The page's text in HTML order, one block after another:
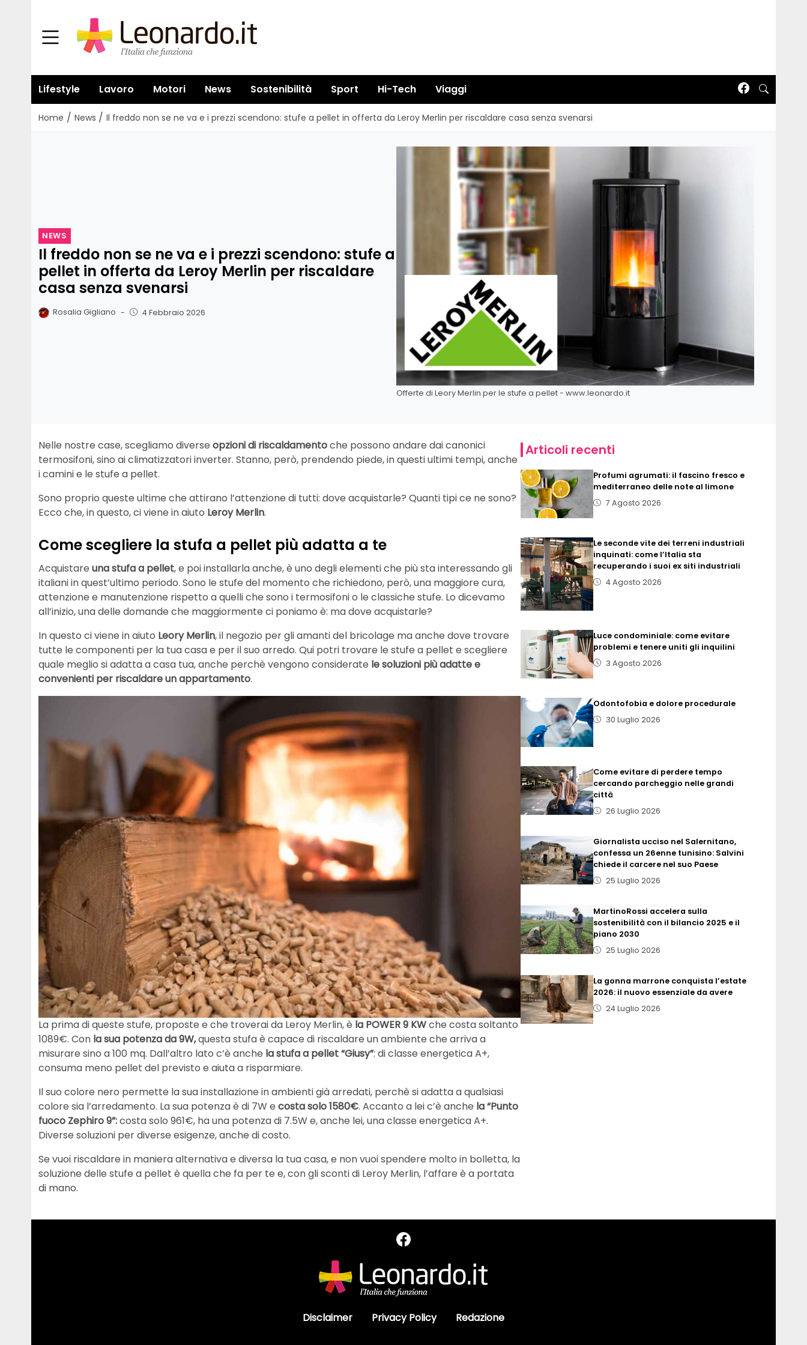
Lifestyle Lavoro Motori News Sostenibilità Sport Hi-Tech Viaggi
Home / News / Il freddo non se ne va e i prezzi scendono: stufe a pellet in offerta da Leroy Merlin per riscaldare casa senza svenarsi
NEWS
Il freddo non se ne va e i prezzi scendono: stufe a
pellet in offerta da Leroy Merlin per riscaldare
casa senza svenarsi
Rosalia Gigliano - 4 Febbraio 2026
Offerte di Leory Merlin per le stufe a pellet - www.leonardo.it
Nelle nostre case, scegliamo diverse opzioni di riscaldamentoche possono andare dai canonici
termosifoni, sino ai climatizzatori inverter. Stanno, però, prendendo piede, in questi ultimi tempi, anche
i camini e le stufe a pellet.
Sono proprio queste ultime che attirano l’attenzione di tutti: dove acquistarle? Quanti tipi ce ne sono?
Ecco che, in questo, ci viene in aiuto Leroy Merlin.
Come scegliere la stufa a pellet più adatta a te
Acquistare una stufa a pellet, e poi installarla anche, è uno degli elementi che più sta interessando gli
italiani in quest’ultimo periodo. Sono le stufe del momento che richiedono, però, una maggiore cura,
attenzione e manutenzione rispetto a quelli che sono i termosifoni o le classiche stufe. Lo dicevamo
all’inizio, una delle domande che maggiormente ci poniamo è: ma dove acquistarle?
In questo ci viene in aiuto Leory Merlin, il negozio per gli amanti del bricolage ma anche dove trovare
tutte le componenti per la tua casa e per il suo arredo. Qui potri trovare le stufe a pellet e scegliere
quale meglio si adatta a casa tua, anche perchè vengono considerate le soluzioni più adatte e
convenienti per riscaldare un appartamento.
La prima di queste stufe, proposte e che troverai da Leroy Merlin, è la POWER 9 KWche costa soltanto
1089€. Con la sua potenza da 9W,questa stufa è capace di riscaldare un ambiente che arriva a
misurare sino a 100 mq. Dall’altro lato c’è anche la stufa a pellet “Giusy”: di classe energetica A+,
consuma meno pellet del previsto e aiuta a risparmiare.
Il suo colore nero permette la sua installazione in ambienti già arredati, perchè si adatta a qualsiasi
colore sia l’arredamento. La sua potenza è di 7W e costa solo 1580€. Accanto a lei c’è anche la “Punto
fuoco Zephiro 9”:costa solo 961€, ha una potenza di 7.5W e, anche lei, una classe energetica A+.
Diverse soluzioni per diverse esigenze, anche di costo.
Se vuoi riscaldare in maniera alternativa e diversa la tua casa, e non vuoi spendere molto in bolletta, la
soluzione delle stufe a pellet è quella che fa per te e, con gli sconti di Leroy Merlin, l’affare è a portata
di mano.
Articoli recenti
Profumi agrumati: il fascino fresco e
mediterraneo delle note al limone
7 Agosto 2026
Le seconde vite dei terreni industriali
inquinati: come l’Italia sta
recuperando i suoi ex siti industriali
4 Agosto 2026
Luce condominiale: come evitare
problemi e tenere uniti gli inquilini
3 Agosto 2026
Odontofobia e dolore procedurale
30 Luglio 2026
Come evitare di perdere tempo
cercando parcheggio nelle grandi
città
26 Luglio 2026
Giornalista ucciso nel Salernitano,
confessa un 26enne tunisino: Salvini
chiede il carcere nel suo Paese
25 Luglio 2026
MartinoRossi accelera sulla
sostenibilità con il bilancio 2025 e il
piano 2030
25 Luglio 2026
La gonna marrone conquista l’estate
2026: il nuovo essenziale da avere
24 Luglio 2026
Disclaimer Privacy Policy Redazione